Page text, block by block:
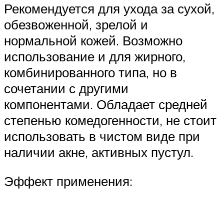
Рекомендуется для ухода за сухой,
обезвоженной, зрелой и
нормальной кожей. Возможно
использование и для жирного,
комбинированного типа, но в
сочетании с другими
компонентами. Обладает средней
степенью комедогенности, не стоит
использовать в чистом виде при
наличии акне, активных пустул.
Эффект применения: